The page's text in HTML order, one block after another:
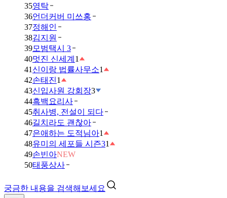
35영탁
36언더커버 미쓰홍
37정해인
38김지원
39모범택시 3
40멋진 신세계 1
41 신이랑 법률사무소1
42손태진1
43신입사원 강회장3
44흑백요리사
45취사병, 전설이 되다
46길치라도 괜찮아
47은애하는 도적님아1
48유미의 세포들 시즌31
49손빈아NEW
50태풍상사
궁금한 내용을 검색해보세요